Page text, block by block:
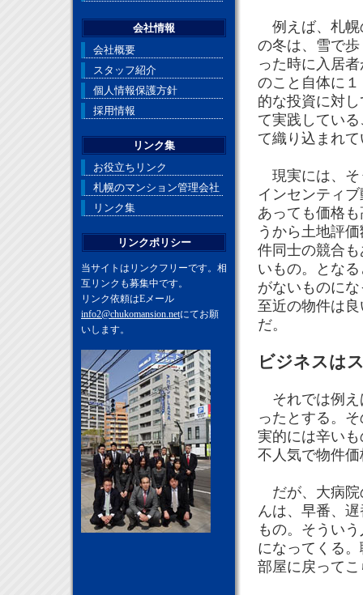
例えば、札幌
の冬は、雪で
った時に入居
のこと自体に
的な投資に対
て実践してい
て織り込まれ
現実には、そ
インセンティ
あっても価格
うから土地評
件同士の競合
いもの。とな
がないものに
至近の物件は
だ。
ビジネスは
それでは例え
ったとする。
実的には辛い
不人気で物件
だが、大病院
んは、早番、
もの。そうい
になってくる
部屋に戻って
会社情報
会社概要
スタッフ紹介
個人情報保護方針
採用情報
リンク集
お役立ちリンク
札幌のマンション管理会社
リンク集
リンクポリシー
当サイトはリンクフリーです。相
互リンクも募集中です。
リンク依頼はEメール
info2@chukomansion.netにてお願
いします。